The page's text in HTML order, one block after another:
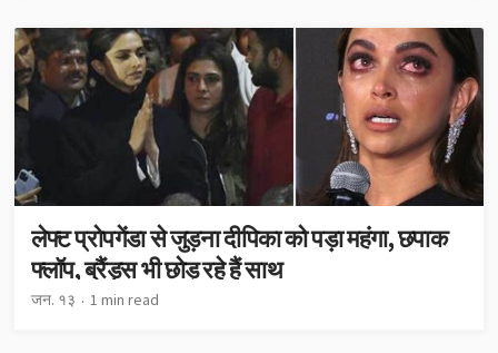
लेफ्ट प्रोपगेंडा से जुड़ना दीपिका को पड़ा महंगा, छपाक
फ्लॉप, ब्रैंड्स भी छोड़ रहे हैं साथ
जन. १३ 1 min read